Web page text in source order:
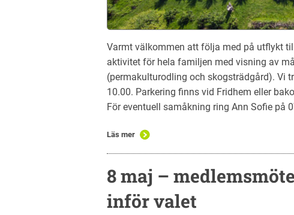
Varmt välkommen att följa med på utflykt
aktivitet för hela familjen med visning av
(permakulturodling och skogsträdgård). Vi
10.00. Parkering finns vid Fridhem eller
För eventuell samåkning ring Ann Sofie på
Läs mer
8 maj –
inför valet